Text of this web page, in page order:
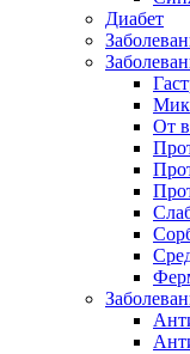
Диабет
От